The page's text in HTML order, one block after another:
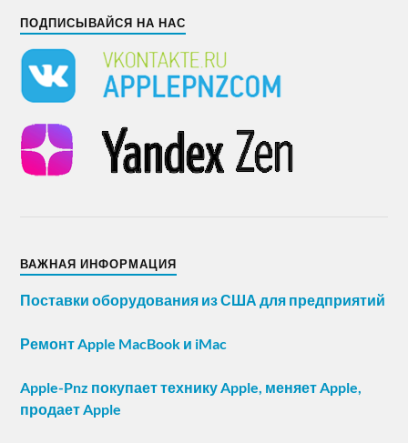
ПОДПИСЫВАЙСЯ НА НАС
ВАЖНАЯ ИНФОРМАЦИЯ
Поставки оборудования из США для предприятий
Ремонт Apple MacBook и iMac
Apple-Pnz покупает технику Apple, меняет Apple,
продает Apple